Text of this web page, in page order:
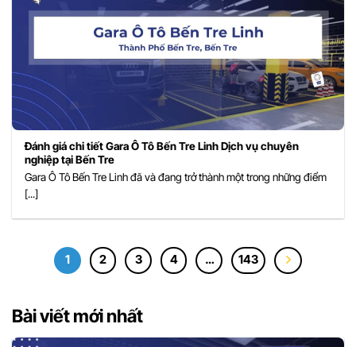
Đánh giá chi tiết Gara Ô Tô Bến Tre Linh Dịch vụ chuyên
nghiệp tại Bến Tre
Gara Ô Tô Bến Tre Linh đã và đang trở thành một trong những điểm
[...]
1 2 3 4 … 143
Bài viết mới nhất